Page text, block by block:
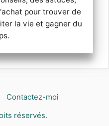
pour trouver de
la vie et gagner du
Contactez-moi
réservés.